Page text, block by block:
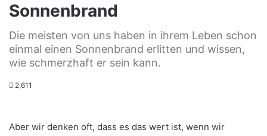
Sonnenbrand
Die meisten von uns haben in ihrem Leben schon
einmal einen Sonnenbrand erlitten und wissen,
wie schmerzhaft er sein kann.
2,611
Aber wir denken oft, dass es das wert ist, wenn wir